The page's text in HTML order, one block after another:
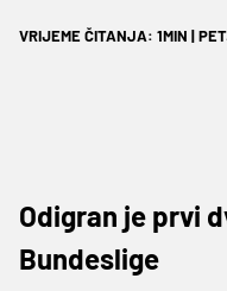
VRIJEME ČITANJA: 1MIN |
Odigran je prvi
Bundeslige